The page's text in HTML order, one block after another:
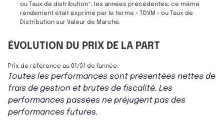
ou Taux de distribution*, les années précédentes, ce même
rendement était exprimé par le terme « TDVM » ou Taux de
Distribution sur Valeur de Marché.
ÉVOLUTION DU PRIX DE LA PART
Prix de référence au 01/01 de l'année.
Toutes les performances sont présentées nettes de
frais de gestion et brutes de fiscalité. Les
performances passées ne préjugent pas des
performances futures.